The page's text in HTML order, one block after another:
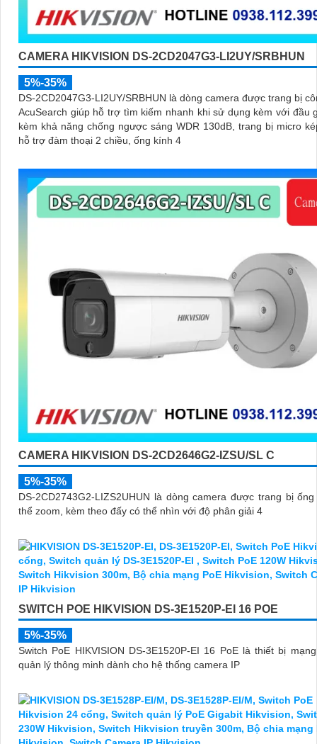
CAMERA HIKVISION DS-2CD2047G3-LI2UY/SRBHUN
5%-35%
DS-2CD2047G3-LI2UY/SRBHUN là dòng camera được trang bị
AcuSearch giúp hỗ trợ tìm kiếm nhanh khi sử dụng kèm với đầu
kèm khả năng chống ngược sáng WDR 130dB, trang bị micro
hỗ trợ đàm thoại 2 chiều, ống kính 4
CAMERA HIKVISION DS-2CD2646G2-IZSU/SL C
5%-35%
DS-2CD2743G2-LIZS2UHUN là dòng camera được trang bị
thể zoom, kèm theo đấy có thể nhìn với độ phân giải 4
SWITCH POE HIKVISION DS-3E1520P-EI 16 POE
5%-35%
Switch PoE HIKVISION DS-3E1520P-EI 16 PoE là thiết bị
quản lý thông minh dành cho hệ thống camera IP